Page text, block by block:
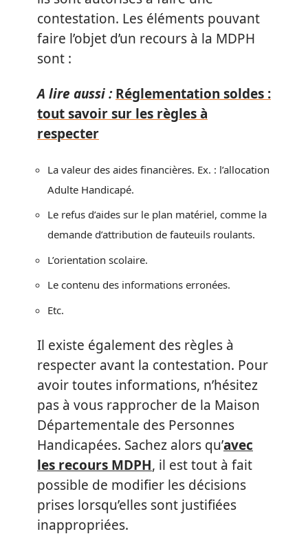
contestation. Les éléments pouvant
faire l’objet d’un recours à la MDPH
sont :
A lire aussi : Réglementation soldes :
tout savoir sur les règles à
respecter
La valeur des aides financières. Ex. : l’allocation
Adulte Handicapé.
Le refus d’aides sur le plan matériel, comme la
demande d’attribution de fauteuils roulants.
L’orientation scolaire.
Le contenu des informations erronées.
Etc.
Il existe également des règles à
respecter avant la contestation. Pour
avoir toutes informations, n’hésitez
pas à vous rapprocher de la Maison
Départementale des Personnes
Handicapées. Sachez alors qu’avec
les recours MDPH, il est tout à fait
possible de modifier les décisions
prises lorsqu’elles sont justifiées
inappropriées.